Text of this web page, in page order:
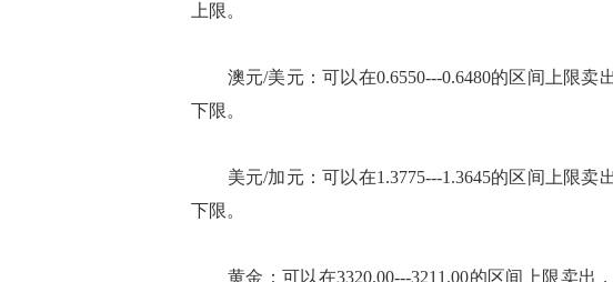
上限。
澳元/美元：可以在0.6550---0.6480的区间上限卖
下限。
美元/加元：可以在1.3775---1.3645的区间上限卖
下限。
黄金：可以在3320.00---3211.00的区间上限卖出